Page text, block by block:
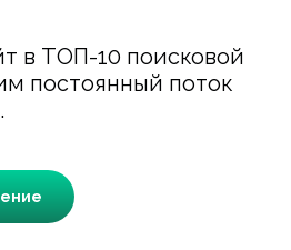
в ТОП-10 поисковой
постоянный поток